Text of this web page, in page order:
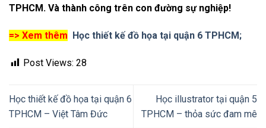
TPHCM. Và thành công trên con đường sự nghiệp!
=> Xem thêm Học thiết kế đồ họa tại quận 6 TPHCM;
Post Views: 28
Học thiết kế đồ họa tại quận 6
TPHCM – Việt Tâm Đức
Học illustrator tại quận 5
TPHCM – thỏa sức đam mê